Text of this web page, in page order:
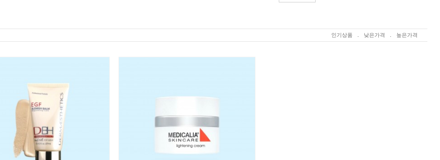
인기상품 낮은가격 높은가격